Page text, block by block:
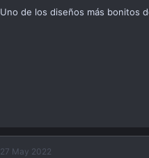
i
Uno de los diseños más bonitos
27 May 2022